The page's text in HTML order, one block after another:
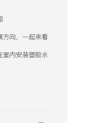
？
方向，一起来看
室内安装塑胶水